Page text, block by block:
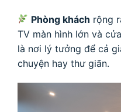
Phòng khách rộng
TV màn hình lớn và
là nơi lý tưởng để cả
chuyện hay thư giãn.